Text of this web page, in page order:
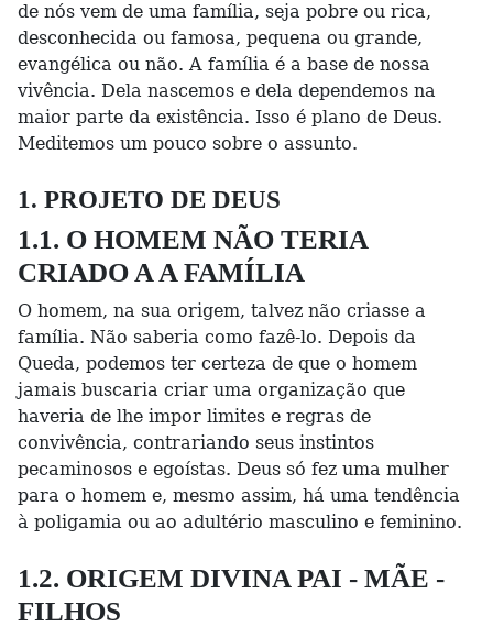
de nós vem de uma família, seja pobre ou rica,
desconhecida ou famosa, pequena ou grande,
evangélica ou não. A família é a base de nossa
vivência. Dela nascemos e dela dependemos na
maior parte da existência. Isso é plano de Deus.
Meditemos um pouco sobre o assunto.
1. PROJETO DE DEUS
1.1. O HOMEM NÃO TERIA
CRIADO A A FAMÍLIA
O homem, na sua origem, talvez não criasse a
família. Não saberia como fazê-lo. Depois da
Queda, podemos ter certeza de que o homem
jamais buscaria criar uma organização que
haveria de lhe impor limites e regras de
convivência, contrariando seus instintos
pecaminosos e egoístas. Deus só fez uma mulher
para o homem e, mesmo assim, há uma tendência
à poligamia ou ao adultério masculino e feminino.
1.2. ORIGEM DIVINA PAI - MÃE -
FILHOS